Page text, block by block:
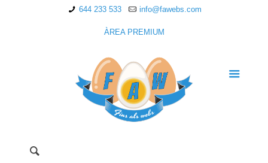
644 233 533 info@fawebs.com
ÀREA PREMIUM